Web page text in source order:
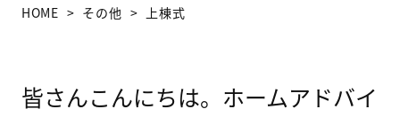
HOME その他 上棟式
皆さんこんにちは。ホームアドバイ